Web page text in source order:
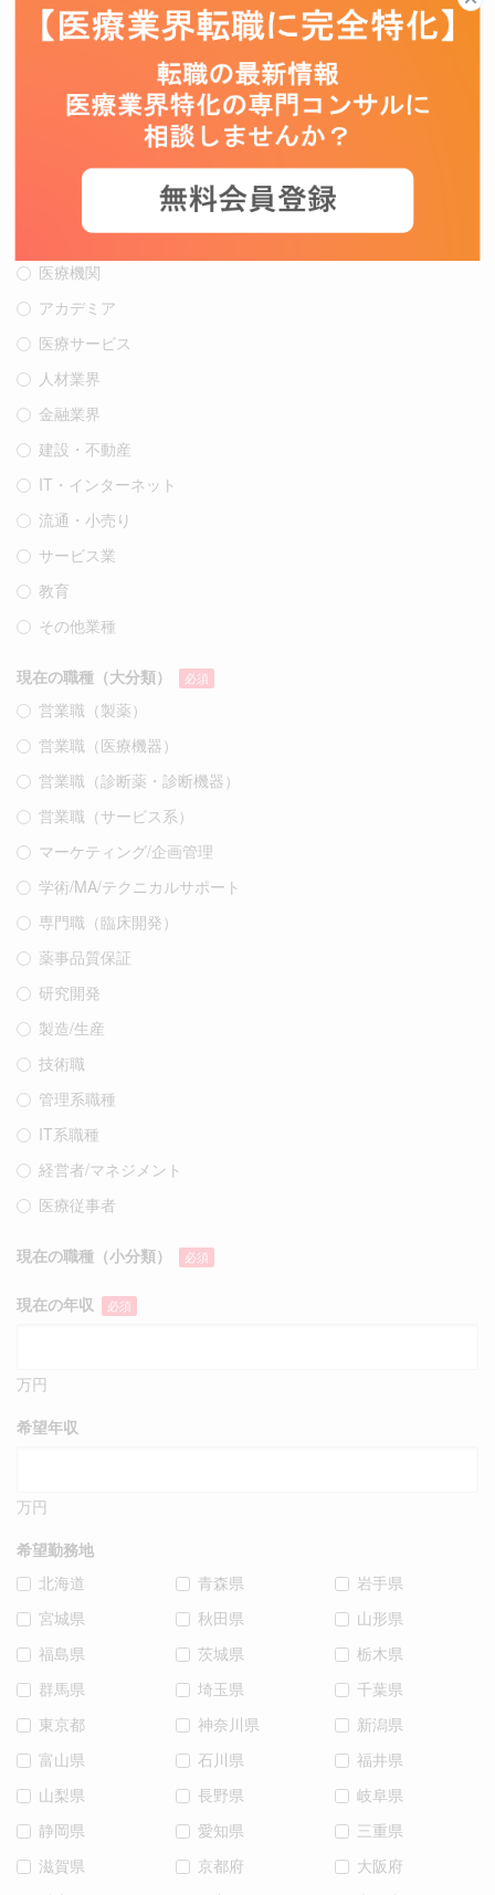
製薬メーカー（後発）
その他（再生医療・バイオ・原薬等）メーカー
コンシューマーヘルスケア
医薬品卸
CRO/SMO/CMO
医療機関
アカデミア
医療サービス
人材業界
金融業界
建設・不動産
IT・インターネット
流通・小売り
サービス業
教育
その他業種
現在の職種（大分類） 必須
営業職（製薬）
営業職（医療機器）
営業職（診断薬・診断機器）
営業職（サービス系）
マーケティング/企画管理
学術/MA/テクニカルサポート
専門職（臨床開発）
薬事品質保証
研究開発
製造/生産
技術職
管理系職種
IT系職種
経営者/マネジメント
医療従事者
現在の職種（小分類） 必須
現在の年収 必須
万円
希望年収
万円
希望勤務地
北海道
青森県
岩手県
宮城県
秋田県
山形県
福島県
茨城県
栃木県
群馬県
埼玉県
千葉県
東京都
神奈川県
新潟県
富山県
石川県
福井県
山梨県
長野県
岐阜県
静岡県
愛知県
三重県
滋賀県
京都府
大阪府